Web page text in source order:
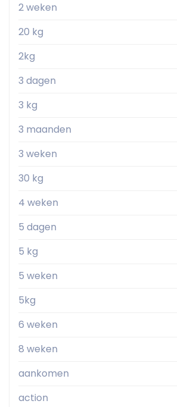
2 weken
20 kg
2kg
3 dagen
3 kg
3 maanden
3 weken
30 kg
4 weken
5 dagen
5 kg
5 weken
5kg
6 weken
8 weken
aankomen
action